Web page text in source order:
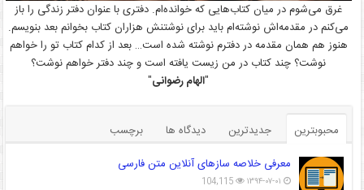
غرق می‌شوم در میان کتاب‌هایی که خوانده‌ام. دفتری با عنوان دفتر زندگی را باز
می‌کنم در مقدمه‌اش نوشته‌ام باید برای نوشتنش هزاران کتاب بخوانم بعد بنویسم.
هنوز هم همان مقدمه در دفترم نوشته شده است… بعد از کدام کتاب تو را خواهم
نوشت؟ چند کتاب در من زیست یافته است و چند دفتر خواهم نوشت؟
"الهام رضوانی"
محبوبترین جدیدترین دیدگاه ها
برچسب
معرفی خلاصه سازهای آنلاین متن فارسی
۱۳۹۴-۰۷-۰۱ 104,115